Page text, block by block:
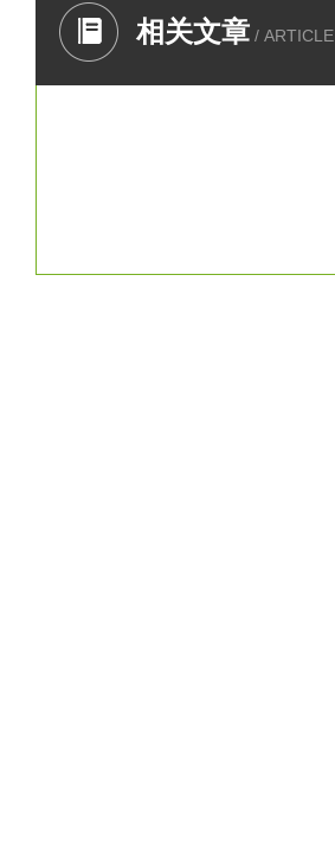
相关文章 / ARTICLE